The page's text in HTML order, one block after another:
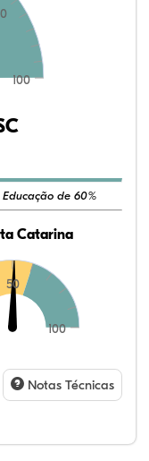
100
de 60%
Catarina
50
100
Notas Técnicas